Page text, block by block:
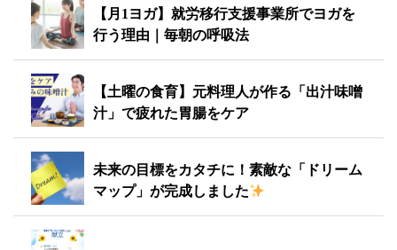
【月1ヨガ】就労移行支援事業所でヨガを
行う理由｜毎朝の呼吸法
【土曜の食育】元料理人が作る「出汁味噌
汁」で疲れた胃腸をケア
未来の目標をカタチに！素敵な「ドリーム
マップ」が完成しました